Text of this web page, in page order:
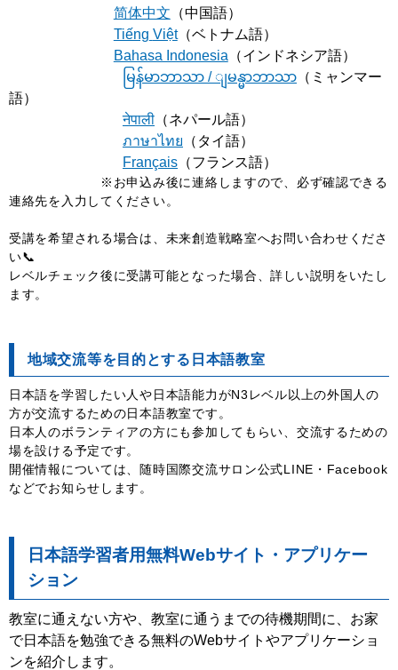
简体中文 （中国語）
Tiếng Việt（ベトナム語）
Bahasa Indonesia （インドネシア語）
မြန်မာဘာသာ / ျမန္မာဘာသာ （ミャンマー
語）
नेपाली （ネパール語）
ภาษาไทย （タイ語）
Français （フランス語）
※お申込み後に連絡しますので、必ず確認できる
連絡先を入力してください。
受講を希望される場合は、未来創造戦略室へお問い合わせくださ
い📞
レベルチェック後に受講可能となった場合、詳しい説明をいたし
ます。
地域交流等を目的とする日本語教室
日本語を学習したい人や日本語能力がN3レベル以上の外国人の
方が交流するための日本語教室です。
日本人のボランティアの方にも参加してもらい、交流するための
場を設ける予定です。
開催情報については、随時国際交流サロン公式LINE・Facebook
などでお知らせします。
日本語学習者用無料Webサイト・アプリケー
ション
教室に通えない方や、教室に通うまでの待機期間に、お家
で日本語を勉強できる無料のWebサイトやアプリケーショ
ンを紹介します。